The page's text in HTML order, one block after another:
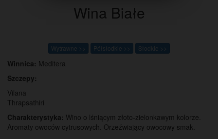
Wina Białe
Wytrawne >> Półsłodkie >> Słodkie >>
Winnica: Meditera
Szczepy:
Vilana
Thrapsathiri
Charakterystyka: Wino o lśniącym złoto-zielonkawym kolorze.
Aromaty owoców cytrusowych. Orzeźwiający owocowy smak.